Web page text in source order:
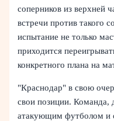
соперников из верхней
встречи против такого
испытание не только
приходится
конкретного плана на
"Краснодар" в свою
свои позиции. Команда,
атакующим футболом и